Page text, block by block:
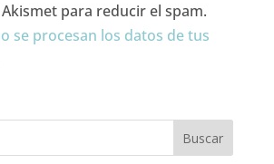
para reducir el spam.
se procesan los datos de tus